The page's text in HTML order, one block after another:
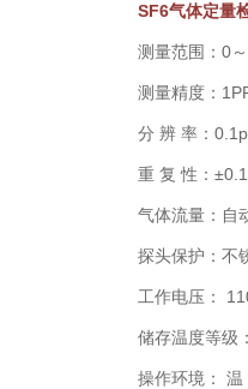
SF6气体定量
测量范围：0
测量精度：
分 辨 率：
重 复 性：
气体流量：自
探头保护：不
工作电压：
储存温度等级
操作环境：